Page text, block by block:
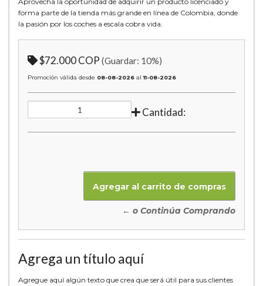
forma parte de la tienda más grande en línea de Colombia, donde
la pasión por los coches a escala cobra vida.
$72.000 COP (Guardar: 10%)
Promoción válida desde 08-08-2026 al11-08-2026
Cantidad:
← o Continúa Comprando
Agrega un título aquí
Agregue aquí algún texto que crea que será útil para sus clientes